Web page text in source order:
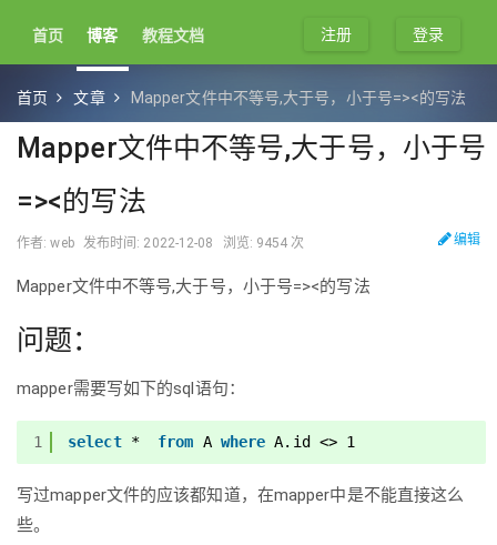
首页 博客 教程文档 登录
注册
首页 文章 Mapper文件中不等号,大于号，小于号=><的写法
Mapper文件中不等号,大于号，小于号
=><的写法
作者: web 发布时间: 2022-12-08 浏览: 9454 次 编辑
Mapper文件中不等号,大于号，小于号=><的写法
问题：
mapper需要写如下的sql语句：
1 select * from A where A.id <> 1
写过mapper文件的应该都知道，在mapper中是不能直接这么
些。